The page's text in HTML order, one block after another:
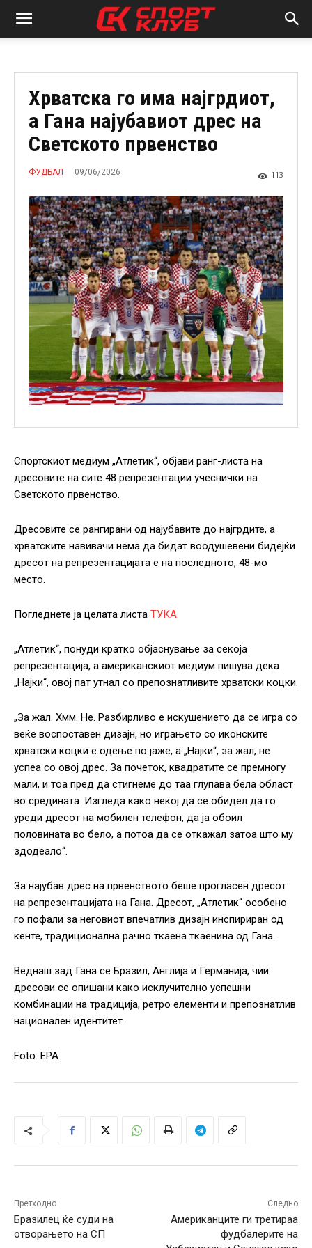
Хрватска го има најгрдиот,
a Гана најубавиот дрес на
Светското првенство
ФУДБАЛ 09/06/2026 113
Спортскиот медиум „Атлетик“, објави ранг-листа на
дресовите на сите 48 репрезентации учеснички на
Светското првенство.
Дресовите се рангирани од најубавите до најгрдите, а
хрватските навивачи нема да бидат воодушевени бидејќи
дресот на репрезентацијата е на последното, 48-мо
место.
Погледнете ја целата листа ТУКА.
„Атлетик“, понуди кратко објаснување за секоја
репрезентација, а американскиот медиум пишува дека
„Најки“, овој пат утнал со препознатливите хрватски коцки.
„За жал. Хмм. Не. Разбирливо е искушението да се игра со
веќе воспоставен дизајн, но играњето со иконските
хрватски коцки е одење по јаже, а „Најки“, за жал, не
успеа со овој дрес. За почеток, квадратите се премногу
мали, и тоа пред да стигнеме до таа глупава бела област
во средината. Изгледа како некој да се обидел да го
уреди дресот на мобилен телефон, да ја обоил
половината во бело, а потоа да се откажал затоа што му
здодеало“.
За најубав дрес на првенството беше прогласен дресот
на репрезентацијата на Гана. Дресот, „Атлетик“ особено
го пофали за неговиот впечатлив дизајн инспириран од
кенте, традиционална рачно ткаена ткаенина од Гана.
Веднаш зад Гана се Бразил, Англија и Германија, чии
дресови се опишани како исклучително успешни
комбинации на традиција, ретро елементи и препознатлив
национален идентитет.
Foto: EPA
Претходно
Бразилец ќе суди на
отворањето на СП
Следно
Американците ги третираа
фудбалерите на